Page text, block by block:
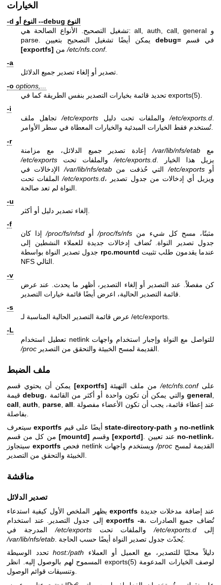
الخيارات
-d النوع أو --debug النوع
تشغيل التصحيح. الأنواع الصالحة هي: all, auth, call, general و
debug=
في قسم
[exportfs]
من/etc/nfs.conf.
-a
تصدير أو إلغاء تصدير جميع الدلائل.
-o options,...
exports(5)
-i
تجاهل ملف/etc/exports والملفات تحت دليل/etc/exports.d
تُستخدم فقط الخيارات المبدئية والخيارات المعطاة في سطر الأوامر.
-r
إعادة تصدير جميع الدلائل، مع مزامنة/var/lib/nfs/etab
مع
/etc/exports
والملفات تحت/etc/exports.d
الإدخالات في/var/lib/nfs/etab التي حُذفت من/etc/exportsأو
الملفات تحت/etc/exports.d، ويزيل أي إدخالات من جدول تصدير
-u
-f
إذا كان/proc/fs/nfsd أو/proc/fs/nfs
جدول تصدير النواة. تُضاف إدخالات جديدة للعملاء النشطين إلى
rpc.mountd
NFS التالي.
-v
كن مفصلاً. عند التصدير أو إلغاء التصدير، أظهر ما يحدث. عند عرض
-s
عرض قائمة التصدير الحالية المناسبة لـ /etc/exports.
-L
تعطيل استخدام netlink للتواصل مع النواة وإجبار استخدام واجهات
/proc
القديمة لمسح الخبيئة والتحقق من التصدير.
ملف الضبط
[exportfs] من ملف التهيئة/etc/nfs.confعلى
قيمةdebug ، والتي يمكن أن تكون واحدة أو أكثر من القائمةgeneral
call ,auth parse, all
سيتعرفexportfs أيضًا على قيمstate-directory-path
no-netlink
[mountd] وقسم[exportd] no-netlink،
exportfs فحص netlink ويستخدم واجهات/proc
الخبيئة والتحقق من التصدير.
مناقشة
تصدير الدلائل
يظهر الملخص الأول كيفية استدعاءexportfs
إلى جدول التصدير. عند استخدامexportfs -a، تُضاف جميع الصادرات
المدرجة في/etc/exports والملفات تحت/etc/exports.d
إلى
/var/lib/nfs/etab
. يُحدّث جدول تصدير النواة أيضًا حسب الحاجة.
تحدد الوسيطةhost:/path
exports(5)
وتنسيقات قوائم الوصول.